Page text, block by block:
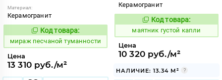
Материал:
Керамогранит
993484
Код товара:
мираж песчаной туманности
Цена
13 310 руб./м²
Керамогранит
924787
Код товара:
маятник густой капли
Цена
10 320 руб./м²
НАЛИЧИЕ: 13.34 М²